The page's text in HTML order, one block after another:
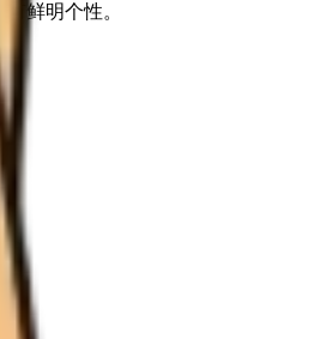
鲜明个性。